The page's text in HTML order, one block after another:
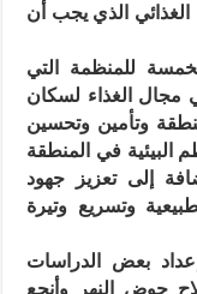
الذي يجب أن
للمنظمة التي
مجال الغذاء لسكان
وتأمين وتحسين
البيئية في المنطقة
إلى تعزيز جهود
وتسريع وتيرة
بعض الدراسات
حوض النهر وأنجع